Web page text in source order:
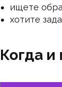
ищете
хотите
Когда